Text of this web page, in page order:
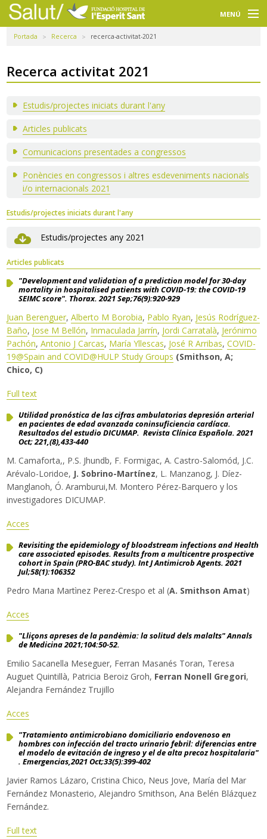
Navegació
principal
MENÚ
Usuaris
Professionals
La FHES
Intranet
Traductor
Portada Recerca recerca-activitat-2021
Recerca activitat 2021
Estudis/projectes iniciats durant l'any
Articles publicats
Comunicacions presentades a congressos
Ponències en congressos i altres esdeveniments nacionals
i/o internacionals 2021
Estudis/projectes iniciats durant l'any
Estudis/projectes any 2021
Articles publicats
"Development and validation of a prediction model for 30-day
mortality in hospitalised patients with COVID-19: the COVID-19
SEIMC score". Thorax. 2021 Sep;76(9):920-929
Juan Berenguer, Alberto M Borobia, Pablo Ryan, Jesús Rodríguez-
Baño, Jose M Bellón, Inmaculada Jarrín, Jordi Carratalà, Jerónimo
Pachón, Antonio J Carcas, María Yllescas, José R Arribas, COVID-
19@Spain and COVID@HULP Study Groups (Smithson, A;
Chico, C)
Full text
Utilidad pronóstica de las cifras ambulatorias depresión arterial
en pacientes de edad avanzada coninsuficiencia cardíaca.
Resultados del estudio DICUMAP. Revista Clínica Española. 2021
Oct; 221,(8),433-440
M. Camaforta,, P.S. Jhundb, F. Formigac, A. Castro-Salomód, J.C.
Arévalo-Loridoe, J. Sobrino-Martínez, L. Manzanog, J. Díez-
Manglanoh, Ó. Aramburui,M. Montero Pérez-Barquero y los
investigadores DICUMAP.
Acces
Revisiting the epidemiology of bloodstream infections and Health
care associated episodes. Results from a multicentre prospective
cohort in Spain (PRO-BAC study). Int J Antimicrob Agents. 2021
Jul;58(1):106352
Pedro Marıa Martìnez Perez-Crespo et al (A. Smithson Amat)
Acces
"Lliçonsapreses de la pandèmia: la solitud dels malalts" Annals
de Medicina 2021;104:50-52.
Emilio Sacanella Meseguer, Ferran Masanés Toran, Teresa
Auguet Quintillà, Patricia Beroiz Groh, Ferran Nonell Gregori,
Alejandra Fernández Trujillo
Acces
"Tratamiento antimicrobiano domiciliario endovenoso en
hombres con infección del tracto urinario febril: diferencias entre
el modelo de evitación de ingreso y el de alta precoz hospitalaria"
. Emergencias,2021 Oct;33(5):399-402
Javier Ramos Lázaro, Cristina Chico, Neus Jove, María del Mar
Fernández Monasterio, Alejandro Smithson, Ana Belén Blázquez
Fernández.
Full text